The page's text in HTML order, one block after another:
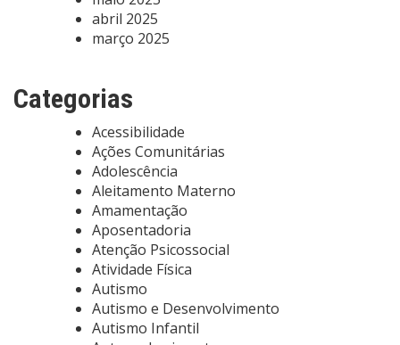
abril 2025
março 2025
Categorias
Acessibilidade
Ações Comunitárias
Adolescência
Aleitamento Materno
Amamentação
Aposentadoria
Atenção Psicossocial
Atividade Física
Autismo
Autismo e Desenvolvimento
Autismo Infantil